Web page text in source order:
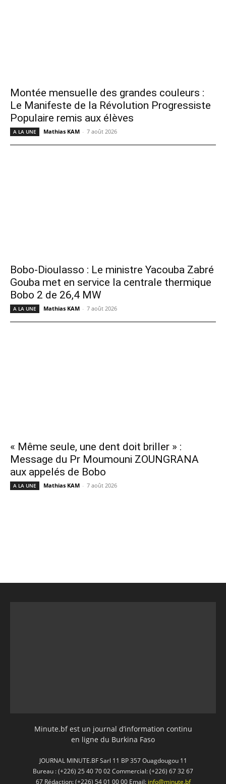
Montée mensuelle des grandes couleurs :
Le Manifeste de la Révolution Progressiste
Populaire remis aux élèves
A LA UNE Mathias KAM - 7 août 2026
Bobo-Dioulasso : Le ministre Yacouba Zabré
Gouba met en service la centrale thermique
Bobo 2 de 26,4 MW
A LA UNE Mathias KAM - 7 août 2026
« Même seule, une dent doit briller » :
Message du Pr Moumouni ZOUNGRANA
aux appelés de Bobo
A LA UNE Mathias KAM - 7 août 2026
Minute.bf est un journal d’information continu
en ligne du Burkina Faso
JOURNAL MINUTE.BF Sarl 11 BP 357 Ouagdougou 11
Bureau : (+226) 25 40 70 02 Commercial: (+226) 67 32 67
67 Rédaction: (+226) 54 01 00 00 Email: info@minute.bf